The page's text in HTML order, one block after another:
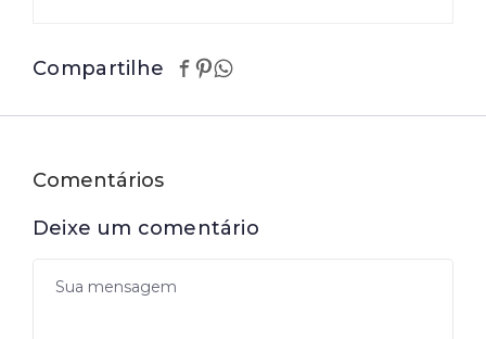
Compartilhe
Comentários
Deixe um comentário